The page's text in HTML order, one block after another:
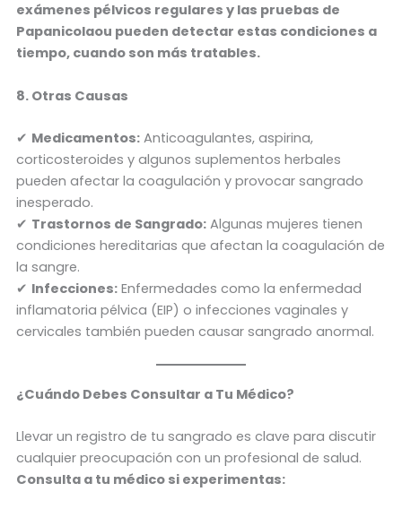
exámenes pélvicos regulares y las pruebas de
Papanicolaou pueden detectar estas condiciones a
tiempo, cuando son más tratables.
8. Otras Causas
✔ Medicamentos:Anticoagulantes, aspirina,
corticosteroides y algunos suplementos herbales
pueden afectar la coagulación y provocar sangrado
inesperado.
✔ Trastornos de Sangrado:Algunas mujeres tienen
condiciones hereditarias que afectan la coagulación de
la sangre.
✔ Infecciones:Enfermedades como la enfermedad
inflamatoria pélvica (EIP) o infecciones vaginales y
cervicales también pueden causar sangrado anormal.
¿Cuándo Debes Consultar a Tu Médico?
Llevar un registro de tu sangrado es clave para discutir
cualquier preocupación con un profesional de salud.
Consulta a tu médico si experimentas: